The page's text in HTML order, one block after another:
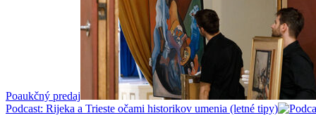
Poaukčný predaj
Podcast: Rijeka a Trieste očami historikov umenia (letné tipy)